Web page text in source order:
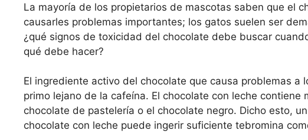
La mayoría de los propietarios de mascotas saben que el
causarles problemas importantes; los gatos suelen ser
¿qué signos de toxicidad del chocolate debe buscar
qué debe hacer?
El ingrediente activo del chocolate que causa problemas a
primo lejano de la cafeína. El chocolate con leche
chocolate de pastelería o el chocolate negro. Dicho esto,
chocolate con leche puede ingerir suficiente tebromina